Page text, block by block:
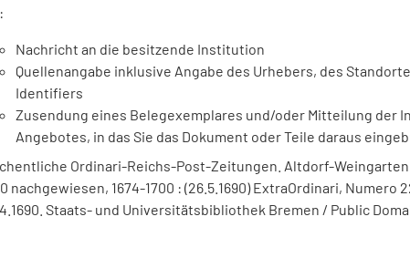
Nachricht an die besitzende Institution
Quellenangabe inklusive Angabe des Urhebers, des
Identifiers
Zusendung eines Belegexemplares und/oder Mitteilung der
Angebotes, in das Sie das Dokument oder Teile daraus
Ordinari-Reichs-Post-Zeitungen. Altdorf-Weingarten
nachgewiesen, 1674-1700 : (26.5.1690) ExtraOrdinari, Numero
Staats- und Universitätsbibliothek Bremen / Public